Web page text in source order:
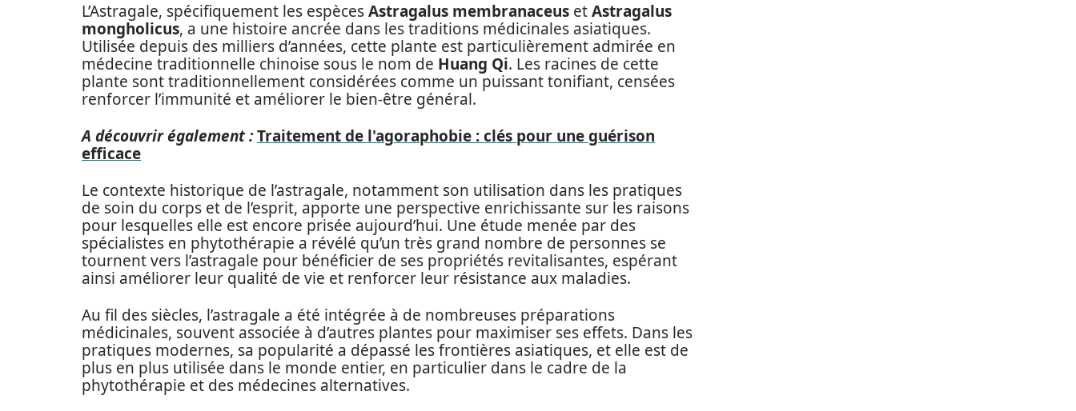
L’Astragale, spécifiquement les espècesAstragalus membranaceus etAstragalus
mongholicus, a une histoire ancrée dans les traditions médicinales asiatiques.
Utilisée depuis des milliers d’années, cette plante est particulièrement admirée en
médecine traditionnelle chinoise sous le nom de Huang Qi. Les racines de cette
plante sont traditionnellement considérées comme un puissant tonifiant, censées
renforcer l’immunité et améliorer le bien-être général.
A découvrir également :Traitement de l'agoraphobie : clés pour une guérison
efficace
Le contexte historique de l’astragale, notamment son utilisation dans les pratiques
de soin du corps et de l’esprit, apporte une perspective enrichissante sur les raisons
pour lesquelles elle est encore prisée aujourd’hui. Une étude menée par des
spécialistes en phytothérapie a révélé qu’un très grand nombre de personnes se
tournent vers l’astragale pour bénéficier de ses propriétés revitalisantes, espérant
ainsi améliorer leur qualité de vie et renforcer leur résistance aux maladies.
Au fil des siècles, l’astragale a été intégrée à de nombreuses préparations
médicinales, souvent associée à d’autres plantes pour maximiser ses effets. Dans les
pratiques modernes, sa popularité a dépassé les frontières asiatiques, et elle est de
plus en plus utilisée dans le monde entier, en particulier dans le cadre de la
phytothérapie et des médecines alternatives.